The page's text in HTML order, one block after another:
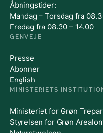
Åbningstider:
Mandag – Torsdag fra
Fredag fra 08.30 – 14.00
GENVEJE
Presse
Abonner
English
MINISTERIETS
Ministeriet for Grøn
Styrelsen for Grøn